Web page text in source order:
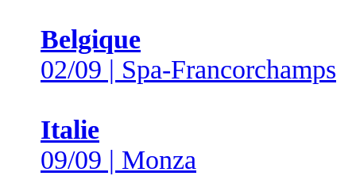
Belgique
02/09 | Spa-Francorchamps
Italie
09/09 | Monza